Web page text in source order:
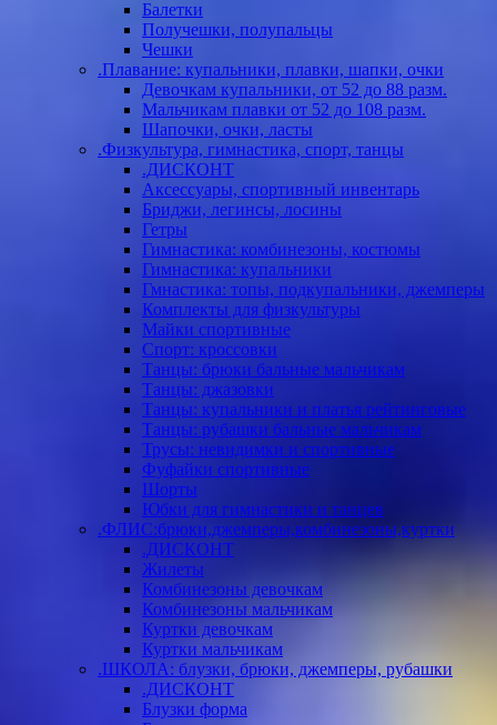
Балетки
Получешки, полупальцы
Чешки
.Плавание: купальники, плавки, шапки, очки
Девочкам купальники, от 52 до 88 разм.
Мальчикам плавки от 52 до 108 разм.
Шапочки, очки, ласты
.Физкультура, гимнастика, спорт, танцы
.ДИСКОНТ
Аксессуары, спортивный инвентарь
Бриджи, легинсы, лосины
Гетры
Гимнастика: комбинезоны, костюмы
Гимнастика: купальники
Гмнастика: топы, подкупальники, джемперы
Комплекты для физкультуры
Майки спортивные
Спорт: кроссовки
Танцы: брюки бальные мальчикам
Танцы: джазовки
Танцы: купальники и платья рейтинговые
Танцы: рубашки бальные мальчикам
Трусы: невидимки и спортивные
Фуфайки спортивные
Шорты
Юбки для гимнастики и танцев
.ФЛИС:брюки,джемперы,комбинезоны,куртки
.ДИСКОНТ
Жилеты
Комбинезоны девочкам
Комбинезоны мальчикам
Куртки девочкам
Куртки мальчикам
.ШКОЛА: блузки, брюки, джемперы, рубашки
.ДИСКОНТ
Блузки форма